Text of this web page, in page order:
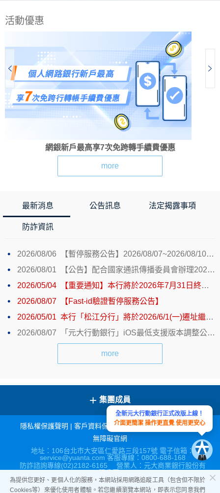
為提供您更好、更個人化的服務，本網站採用網路追蹤工具（包含但不限於
Cookies等）來優化使用者體驗。若您繼續瀏覽本網站，即表示您同意我們
活動優惠
網銀新戶最高享7次免跨轉手續費優惠
more
最新消息 公告訊息 法定揭露事項
防詐資訊
2026/08/06 【暫停服務公告】2026/08/07~2026/08/10進行本行系統維護作業，將暫停元大e櫃檯-金融憑證申請(C3)服務。
2026/08/01 【公告】配合國家通訊傳播委員會辦理2026城鎮韌性(防空)演習期間行動網路降速演練通知。
2026/05/04 【重要通知】本行將於2026年7月31日終止「(舊版)元大行動銀行」所有功能服務。
2026/08/07 【Fast-id驗證暫停服務公告】
2026/05/01 本行「松江分行」將於2026/6/1(一)遷址繼續營業，歡迎舊雨新知蒞臨指導。
2026/08/07 「元大行動銀行」iOS最低支援版本調整公告 (iOS 15.0以上)。
more
+ 集團成員
隱私權保護聲明 | 客戶資料保密措施|宣導連結|網站導覽|
無障礙官網
地址：106台北市大安區仁愛路三段157號 電子信箱：
service@yuanta.com 客服專線：0800-688-168
防詐諮詢專線(02)2182-6165 營業人：元大商業銀行股份有
限公司
營利事業統一編號：86517315
全新元大行動銀行正式改版上線！
介面更簡潔 操作更直覺 使用更安心